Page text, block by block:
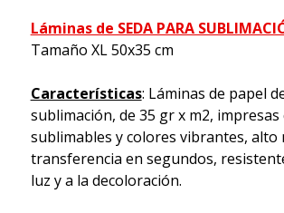
Láminas de SEDA PARA
Tamaño XL 50x35 cm
Características: Láminas de papel
sublimación, de 35 gr x m2,
sublimables y colores vibrantes, alto
transferencia en segundos,
luz y a la decoloración.